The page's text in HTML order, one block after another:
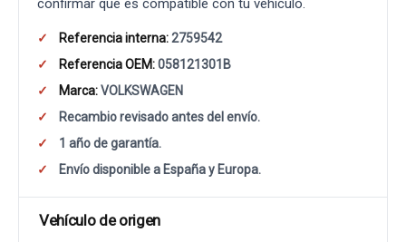
confirmar que es compatible con tu vehículo.
Referencia interna:2759542
Referencia OEM:058121301B
Marca:VOLKSWAGEN
Recambio revisado antes del envío.
1 año de garantía.
Envío disponible a España y Europa.
Vehículo de origen